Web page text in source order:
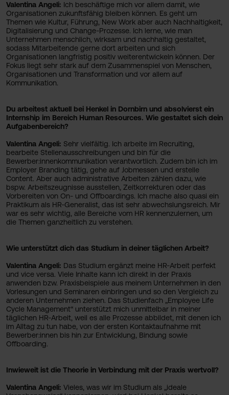
Valentina Angeli: Ich beschäftige mich vor allem damit, wie
Organisationen zukunftsfähig bleiben können. Es geht um
Themen wie Kultur, Führung, New Work aber auch Nachhaltigkeit,
Digitalisierung und Change-Prozesse. Ich lerne, wie man
Unternehmen menschlich, wirksam und nachhaltig gestaltet,
sodass Mitarbeitende gerne dort arbeiten und sich
Organisationen langfristig positiv weiterentwickeln können. Der
Fokus liegt sehr stark auf dem Zusammenspiel von Menschen,
Organisationen und Transformation und vor allem auf
Kommunikation.
Du arbeitest aktuell bei Henkel in Dornbirn und absolvierst ein
Internship im Bereich Human Resources. Wie gestaltet sich dein
Aufgabenbereich?
Valentina Angeli: Sehr vielfältig. Ich arbeite im Recruiting,
bearbeite Stellenausschreibungen und bin für die
Bewerber:innenkommunikation verantwortlich. Zudem bin ich im
Employer Branding tätig, gehe auf Jobmessen und erstelle
Content. Aber auch administrative Arbeiten zählen dazu, wie
bspw. Arbeitszeugnisse ausstellen, Zeitkorrekturen oder das
Vorbereiten von On- und Offboardings. Ich mache also quasi ein
Praktikum als HR-Generalist, das ist sehr abwechslungsreich. Mir
war es sehr wichtig, alle Bereiche vom HR kennenzulernen, um
die Themen ganzheitlich zu verstehen.
Wie unterstützt dich das Studium in deiner täglichen Arbeit?
Valentina Angeli: Das Studium ergänzt meine HR-Arbeit perfekt
und vice versa. Viele Inhalte kann ich direkt in der Praxis
anwenden bzw. Praxisbeispiele aus meinem Unternehmen in den
Vorlesungen und Seminaren einbringen und so den Vergleich zu
anderen Unternehmen ziehen. Das Studienfach „Employee Life
Cycle Management“ unterstützt mich unmittelbar in meiner
täglichen HR-Arbeit, weil es alle Prozesse abbildet, mit denen ich
im Alltag zu tun habe, von der ersten Kontaktaufnahme mit
Bewerber:innen bis hin zur Entwicklung, Bindung sowie
Offboarding.
Inwieweit ist die Theorie in Verbindung mit der Praxis wertvoll?
Valentina Angeli: Vieles, was wir im Studium als „ideale